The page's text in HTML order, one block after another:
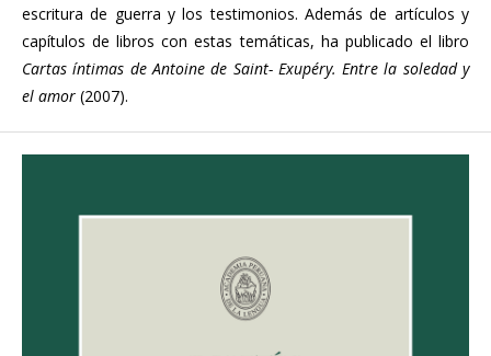
escritura de guerra y los testimonios. Además de artículos y
capítulos de libros con estas temáticas, ha publicado el libro
Cartas íntimas de Antoine de Saint- Exupéry. Entre la soledad y
el amor (2007).